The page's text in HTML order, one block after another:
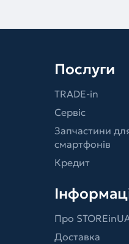
Послуги
TRADE-in
Сервіс
Запчастини
смартфонів
Кредит
Про
Доставка